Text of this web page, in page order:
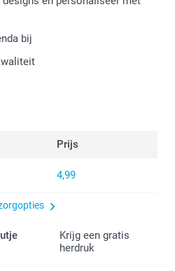
bij
Prijs
4,99
Krijg een gratis
herdruk